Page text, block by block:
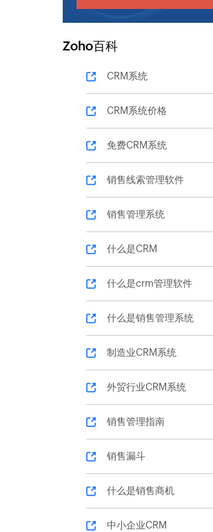
Zoho百科
CRM系统
CRM系统价格
免费CRM系统
销售线索管理软件
销售管理系统
什么是CRM
什么是crm管理软件
什么是销售管理系统
制造业CRM系统
外贸行业CRM系统
销售管理指南
销售漏斗
什么是销售商机
中小企业CRM